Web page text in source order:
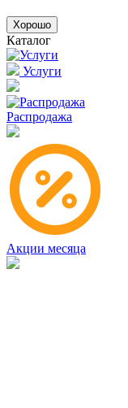
Хорошо
Каталог
Услуги
Распродажа
Акции месяца